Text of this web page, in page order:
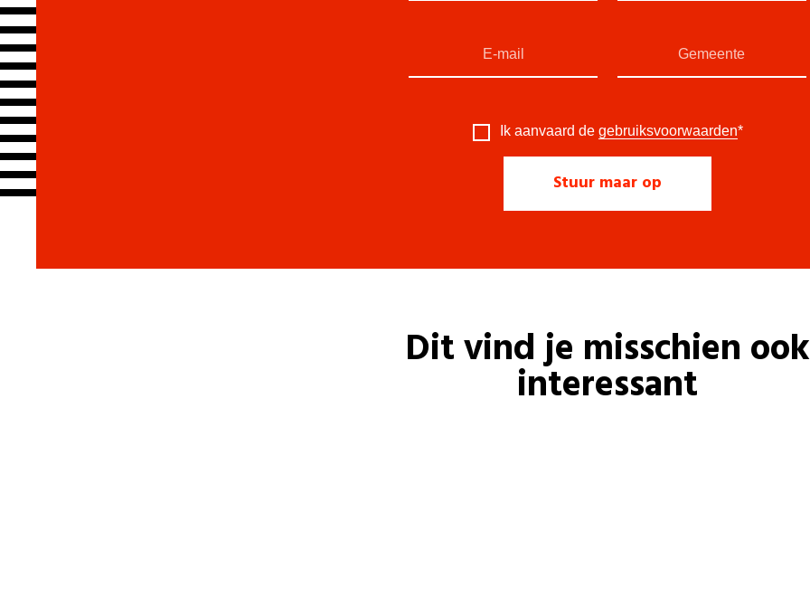
Ik aanvaard de gebruiksvoorwaarden*
Dit vind je misschien ook
interessant